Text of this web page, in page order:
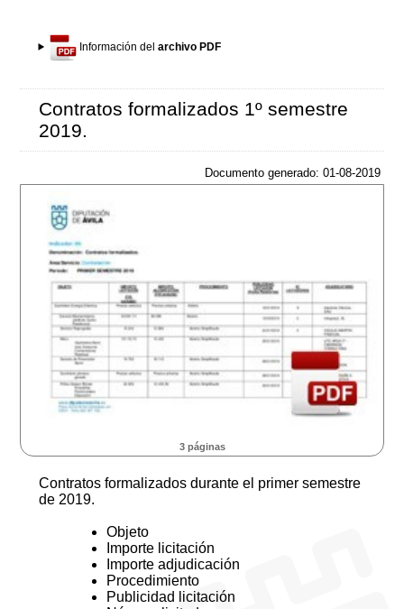
Información delarchivo PDF
Contratos formalizados 1º semestre
2019.
Documento generado: 01-08-2019
3 páginas
Contratos formalizados durante el primer semestre
de 2019.
Objeto
Importe licitación
Importe adjudicación
Procedimiento
Publicidad licitación